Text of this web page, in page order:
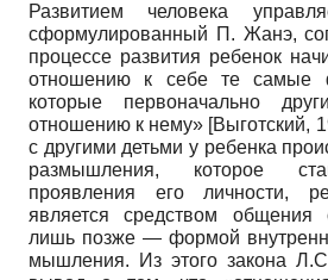
Развитием человека
сформулированный П. Жанэ,
процессе развития ребенок
отношению к себе те самые
которые первоначально
отношению к нему» [Выготский,
с другими детьми у ребенка
размышления, которое
проявления его личности,
является средством
лишь позже — формой
мышления. Из этого закона